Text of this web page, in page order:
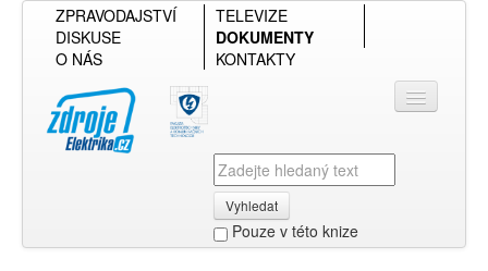
ZPRAVODAJSTVÍ
TELEVIZE
DISKUSE
DOKUMENTY
O NÁS
KONTAKTY
Vyhledat
Pouze v této knize